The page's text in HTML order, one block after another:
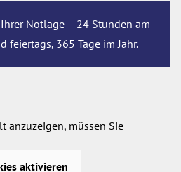
Notlage – 24 Stunden am
feiertags, 365 Tage im Jahr.
anzuzeigen, müssen Sie
aktivieren